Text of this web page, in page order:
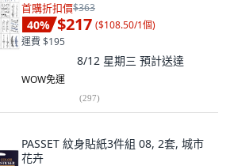
首購折扣價$363
40% $217 ($108.50/1個)
運費 $195
8/12 星期三 預計送達
WOW免運
(297)
PASSET 紋身貼紙3件組 08, 2套, 城市
花卉